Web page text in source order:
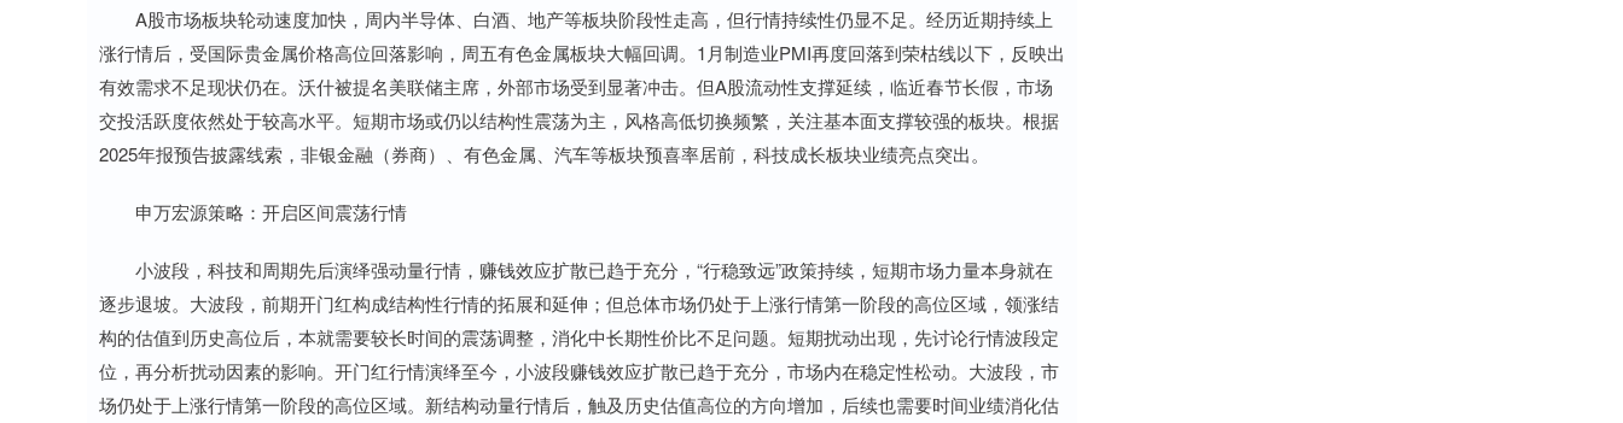
A股市场板块轮动速度加快，周内半导体、白酒、地产等板块阶段性走高，但行情持续性仍显不足。经历近期持续上
涨行情后，受国际贵金属价格高位回落影响，周五有色金属板块大幅回调。1月制造业PMI再度回落到荣枯线以下，反映出
有效需求不足现状仍在。沃什被提名美联储主席，外部市场受到显著冲击。但A股流动性支撑延续，临近春节长假，市场
交投活跃度依然处于较高水平。短期市场或仍以结构性震荡为主，风格高低切换频繁，关注基本面支撑较强的板块。根据
2025年报预告披露线索，非银金融（券商）、有色金属、汽车等板块预喜率居前，科技成长板块业绩亮点突出。
申万宏源策略：开启区间震荡行情
小波段，科技和周期先后演绎强动量行情，赚钱效应扩散已趋于充分，“行稳致远”政策持续，短期市场力量本身就在
逐步退坡。大波段，前期开门红构成结构性行情的拓展和延伸；但总体市场仍处于上涨行情第一阶段的高位区域，领涨结
构的估值到历史高位后，本就需要较长时间的震荡调整，消化中长期性价比不足问题。短期扰动出现，先讨论行情波段定
位，再分析扰动因素的影响。开门红行情演绎至今，小波段赚钱效应扩散已趋于充分，市场内在稳定性松动。大波段，市
场仍处于上涨行情第一阶段的高位区域。新结构动量行情后，触及历史估值高位的方向增加，后续也需要时间业绩消化估